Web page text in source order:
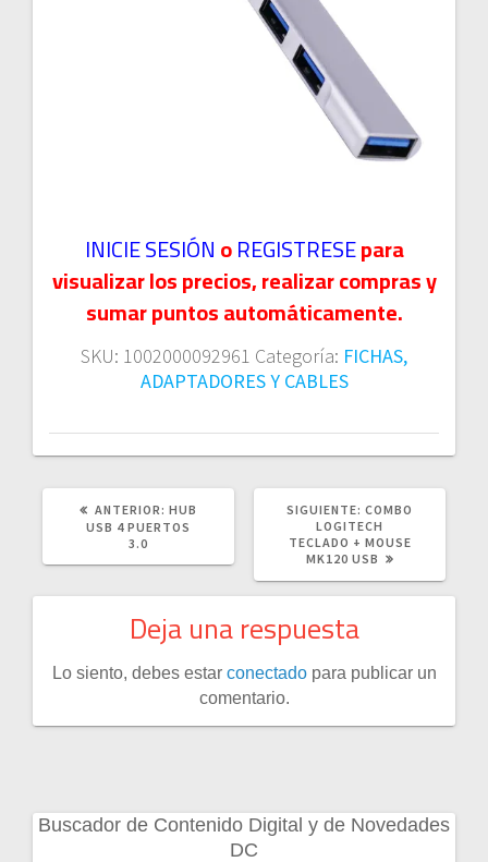
INICIE SESIÓNoREGISTRESEpara
visualizar los precios, realizar compras y
sumar puntos automáticamente.
SKU: 1002000092961 Categoría: FICHAS,
ADAPTADORES Y CABLES
ANTERIOR: POST
ANTERIOR:
HUB
USB 4 PUERTOS
3.0
SIGUIENTE: SIGUIENTE
POST:
COMBO
LOGITECH
TECLADO + MOUSE
MK120 USB
Deja una respuesta
Lo siento, debes estar conectadopara publicar un
comentario.
Buscador de Contenido Digital y de Novedades
DC